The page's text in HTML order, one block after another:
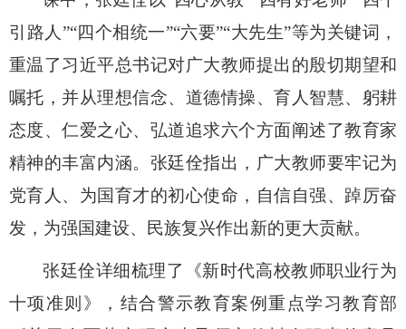
引路人”“四个相统一”“六要”“大先生”等为关键词，
重温了习近平总书记对广大教师提出的殷切期望和
嘱托，并从理想信念、道德情操、育人智慧、躬耕
态度、仁爱之心、弘道追求六个方面阐述了教育家
精神的丰富内涵。张廷佺指出，广大教师要牢记为
党育人、为国育才的初心使命，自信自强、踔厉奋
发，为强国建设、民族复兴作出新的更大贡献。
张廷佺详细梳理了《新时代高校教师职业行为
十项准则》，结合警示教育案例重点学习教育部